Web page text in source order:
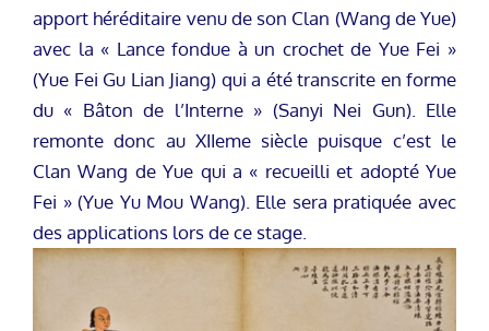
apport héréditaire venu de son Clan (Wang de Yue)
avec la « Lance fondue à un crochet de Yue Fei »
(Yue Fei Gu Lian Jiang) qui a été transcrite en forme
du « Bâton de l’Interne » (Sanyi Nei Gun). Elle
remonte donc au XIIeme siècle puisque c’est le
Clan Wang de Yue qui a « recueilli et adopté Yue
Fei » (Yue Yu Mou Wang). Elle sera pratiquée avec
des applications lors de ce stage.